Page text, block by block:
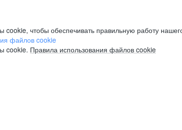
чтобы обеспечивать правильную работу
файлов cookie
cookie. Правила использования файлов cookie